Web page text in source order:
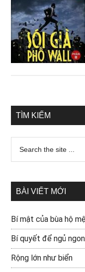
TÌM KIẾM
BÀI VIẾT MỚI
Bí mật của bùa hộ
Bí quyết để ngủ
Rộng lớn như biển